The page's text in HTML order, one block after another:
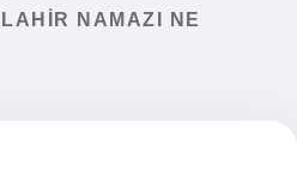
NAMAZI NE